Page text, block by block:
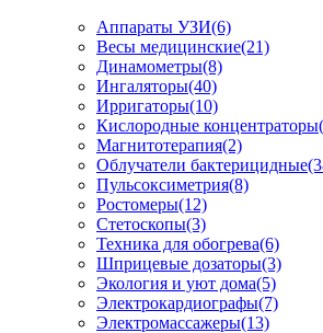
Аппараты УЗИ(6)
Весы медицинские(21)
Динамометры(8)
Ингаляторы(40)
Ирригаторы(10)
Кислородные концентраторы
Магнитотерапия(2)
Облучатели бактерицидные
Пульсоксиметрия(8)
Ростомеры(12)
Стетоскопы(3)
Техника для обогрева(6)
Шприцевые дозаторы(3)
Экология и уют дома(5)
Электрокардиографы(7)
Электромассажеры(13)